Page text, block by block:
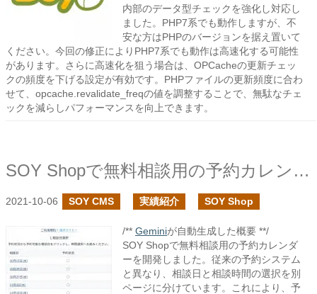
内部のデータ型チェックを強化し対応し
ました。PHP7系でも動作しますが、不
安な方はPHPのバージョンを据え置いて
ください。今回の修正によりPHP7系でも動作は高速化する可能性
があります。さらに高速化を狙う場合は、OPCacheの更新チェッ
クの頻度を下げる設定が有効です。PHPファイルの更新頻度に合わ
せて、opcache.revalidate_freqの値を調整することで、無駄なチェ
ックを減らしパフォーマンスを向上できます。
SOY Shopで無料相談用の予約カレンダーの開発を行いました
2021-10-06 SOY CMS 実績紹介 SOY Shop
/** Geminiが自動生成した概要 **/
SOY Shopで無料相談用の予約カレンダ
ーを開発しました。従来の予約システム
と異なり、相談日と相談時間の選択を別
ページに分けています。これにより、予